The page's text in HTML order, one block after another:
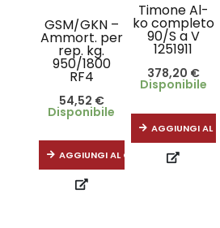
GSM/GKN –
Ammort. per
rep. kg.
950/1800
RF4
54,52 €
Disponibile
AGGIUNGI AL CARRELLO
Timone Al-
ko completo
90/S a V
1251911
378,20 €
Disponibile
AGGIUNGI AL